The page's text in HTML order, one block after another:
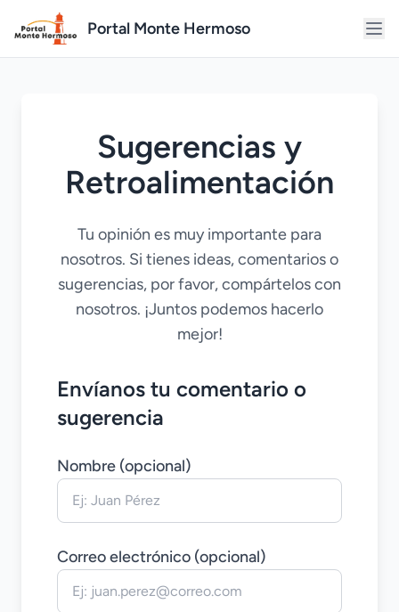
Portal Monte Hermoso
Sugerencias y
Retroalimentación
Tu opinión es muy importante para
nosotros. Si tienes ideas, comentarios o
sugerencias, por favor, compártelos con
nosotros. ¡Juntos podemos hacerlo
mejor!
Envíanos tu comentario o
sugerencia
Nombre (opcional)
Correo electrónico (opcional)